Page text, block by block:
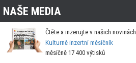
NAŠE MEDIA
Čtěte a inzerujte v našich novinách
Kulturně inzertní měsíčník
měsíčně 17 400 výtisků